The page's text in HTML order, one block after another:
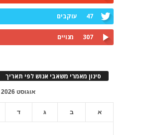
47 עוקבים
307 מנויים
סינון מאמרי משאבי אנוש לפי תאריך
אוגוסט 2026
א ב ג ד